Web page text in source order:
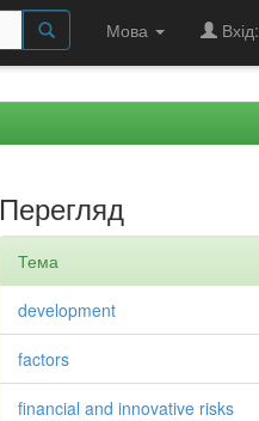
Мова Вхід:
Перегляд
Тема
development
factors
financial and innovative risks